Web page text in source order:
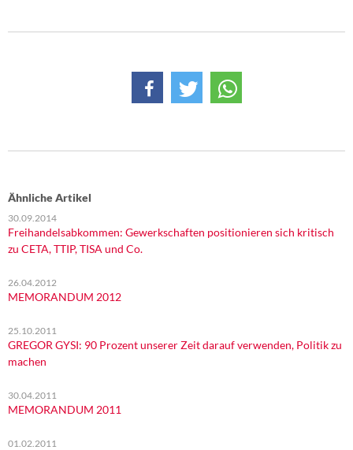
Ähnliche Artikel
30.09.2014
Freihandelsabkommen: Gewerkschaften positionieren sich kritisch
zu CETA, TTIP, TISA und Co.
26.04.2012
MEMORANDUM 2012
25.10.2011
GREGOR GYSI: 90 Prozent unserer Zeit darauf verwenden, Politik zu
machen
30.04.2011
MEMORANDUM 2011
01.02.2011